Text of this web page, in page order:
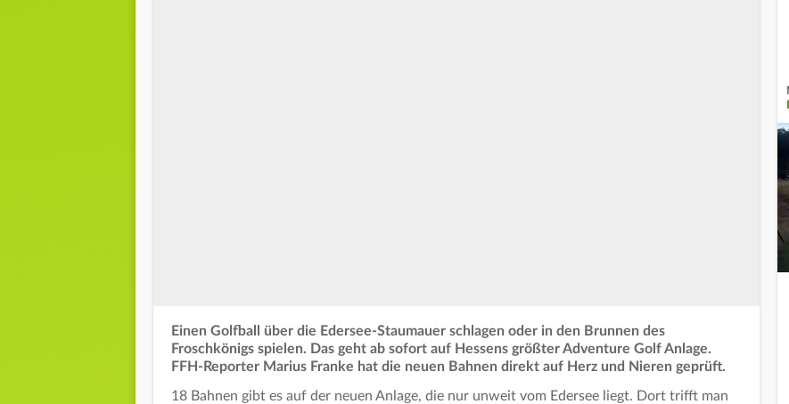
Einen Golfball über die Edersee-Staumauer schlagen oder in den Brunnen des
Froschkönigs spielen. Das geht ab sofort auf Hessens größter Adventure Golf Anlage.
FFH-Reporter Marius Franke hat die neuen Bahnen direkt auf Herz und Nieren geprüft.
18 Bahnen gibt es auf der neuen Anlage, die nur unweit vom Edersee liegt. Dort trifft man